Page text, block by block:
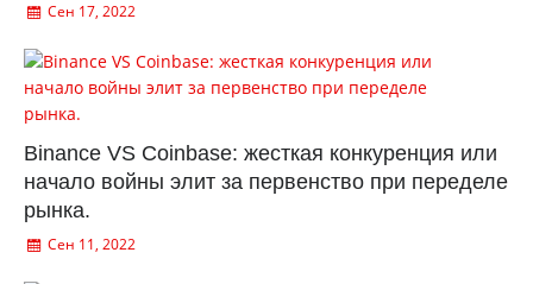
Сен 17, 2022
Binance VS Coinbase: жесткая конкуренция или
начало войны элит за первенство при переделе
рынка.
Сен 11, 2022